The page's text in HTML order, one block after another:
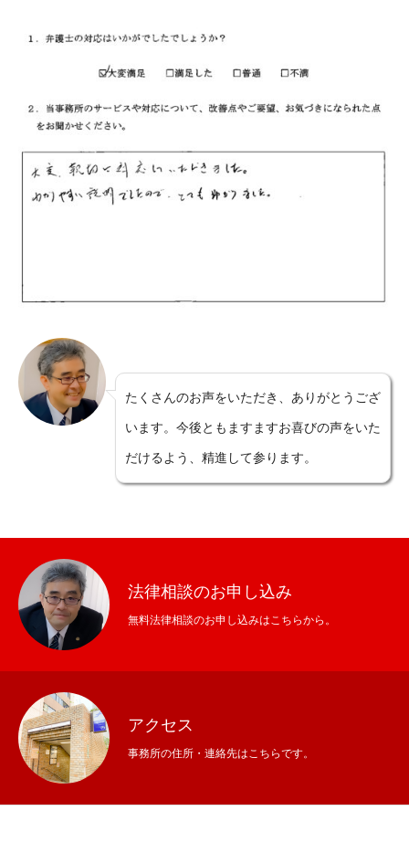
たくさんのお声をいただき、ありがとうござ
います。今後ともますますお喜びの声をいた
だけるよう、精進して参ります。
法律相談のお申し込み
無料法律相談のお申し込みはこちらから。
アクセス
事務所の住所・連絡先はこちらです。